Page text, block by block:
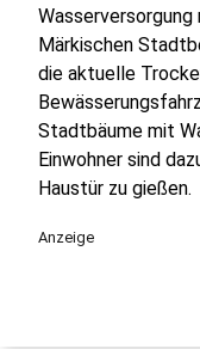
Wasserversorgung
Märkischen
die aktuelle
Stadtbäume mit
Einwohner sind
Haustür zu gießen.
Anzeige